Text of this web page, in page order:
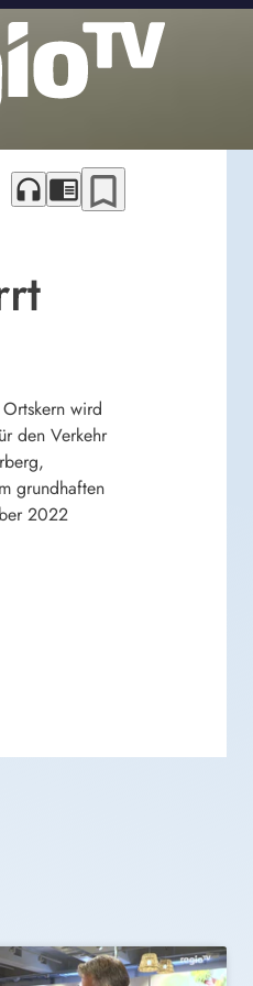
headphones chrome_reader_mode bookmark_border
wird
den Verkehr
grundhaften
2022